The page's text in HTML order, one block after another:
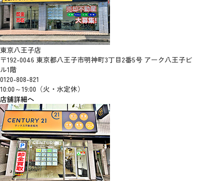
東京八王子店
〒192-0046 東京都八王子市明神町3丁目2番5号 アーク八王子ビ
ル1階
0120-808-821
10:00～19:00（火・水定休）
店舗詳細へ